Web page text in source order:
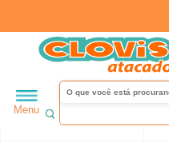
Menu
Feminino
Ordenar